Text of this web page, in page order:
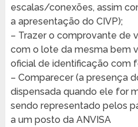
escalas/conexões, assim
a apresentação do CIVP);
– Trazer o comprovante de
com o lote da mesma bem
oficial de identificação com
– Comparecer (a presença
dispensada quando ele for
sendo representado pelos
a um posto da ANVISA